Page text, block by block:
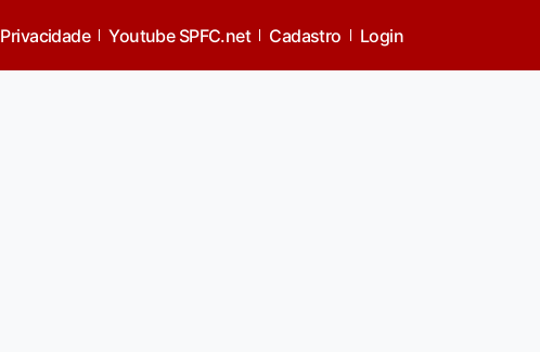
Privacidade Youtube SPFC.net Cadastro Login